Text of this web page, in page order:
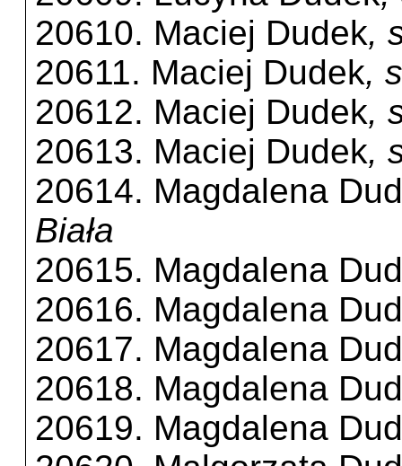
20610. Maciej Dudek,
20611. Maciej Dudek,
20612. Maciej Dudek,
20613. Maciej Dudek,
20614. Magdalena
Biała
20615. Magdalena
20616. Magdalena
20617. Magdalena
20618. Magdalena
20619. Magdalena